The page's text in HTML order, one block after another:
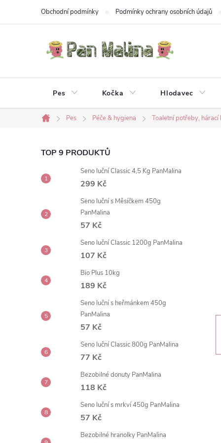
Obchodní podmínky Podmínky ochrany osobních údajů
Pes Kočka Hlodavec
Domů
Pes Péče & hygiena Toaletní potřeby,
P
o
s
r
a
n
í
p
a
n
TOP 9 PRODUKTŮ
Seno luční Classic 4,5 Kg PanMalina
299 Kč
Seno luční s Měsíčkem 450g
PanMalina
57 Kč
Seno luční Classic 1200g PanMalina
107 Kč
Bio Plus 10kg
189 Kč
Seno luční s heřmánkem 450g
PanMalina
57 Kč
Seno luční Classic 800g PanMalina
77 Kč
Bezobilné donuty PanMalina
118 Kč
Seno luční s mrkví 450g PanMalina
57 Kč
Bezobilné hranolky PanMalina